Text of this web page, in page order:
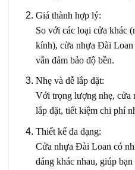
Giá thành hợp lý:
So với các loại cửa khác
kính), cửa nhựa Đài Loan
vẫn đảm bảo độ bền.
Nhẹ và dễ lắp đặt:
Với trọng lượng nhẹ, cửa
lắp đặt, tiết kiệm chi phí
Thiết kế đa dạng:
Cửa nhựa Đài Loan có
dáng khác nhau, giúp